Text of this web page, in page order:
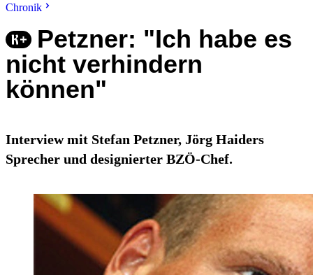
Chronik
Petzner: "Ich habe es
nicht verhindern
können"
Interview mit Stefan Petzner, Jörg Haiders
Sprecher und designierter BZÖ-Chef.